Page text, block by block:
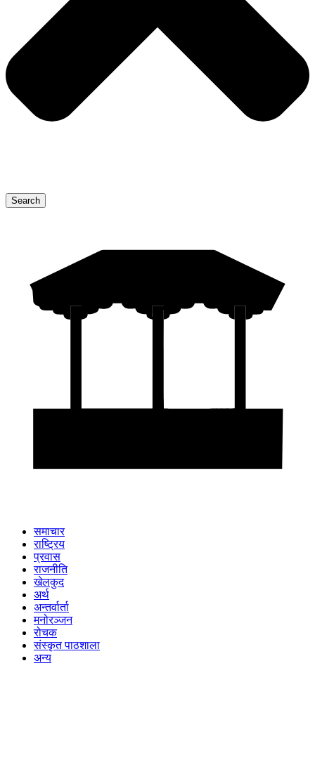
Search
समाचार
राष्ट्रिय
प्रवास
राजनीति
खेलकुद
अर्थ
अन्तर्वार्ता
मनोरञ्जन
रोचक
संस्कृत पाठशाला
अन्य